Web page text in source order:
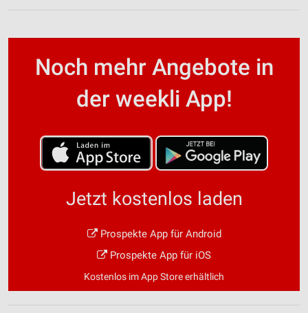
Noch mehr Angebote in
der weekli App!
Jetzt kostenlos laden
Prospekte App für Android
Prospekte App für iOS
Kostenlos im App Store erhältlich